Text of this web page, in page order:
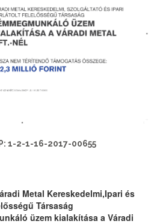
1-2-1-16-2017-00655
Metal Kereskedelmi,Ipari és
Társaság
üzem kialakítása a Váradi